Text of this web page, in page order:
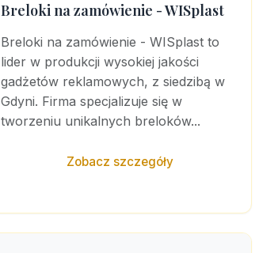
Breloki na zamówienie - WISplast
Breloki na zamówienie - WISplast to
lider w produkcji wysokiej jakości
gadżetów reklamowych, z siedzibą w
Gdyni. Firma specjalizuje się w
tworzeniu unikalnych breloków...
Zobacz szczegóły